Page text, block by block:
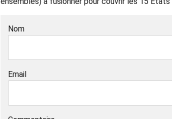
Nom
Email